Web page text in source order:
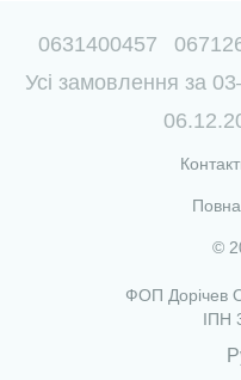
0631400457
Усі замовлення за
Повна
©
ФОП Дорічев
ІПН